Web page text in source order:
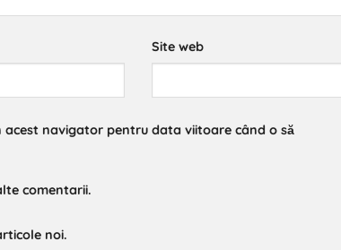
Site web
acest navigator pentru data viitoare când o să
comentarii.
noi.